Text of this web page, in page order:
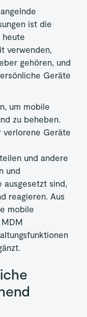
ist die
heute
verwenden,
gehören, und
Geräte
um mobile
zu beheben.
verlorene Geräte
und andere
und
ausgesetzt sind,
reagieren. Aus
mobile